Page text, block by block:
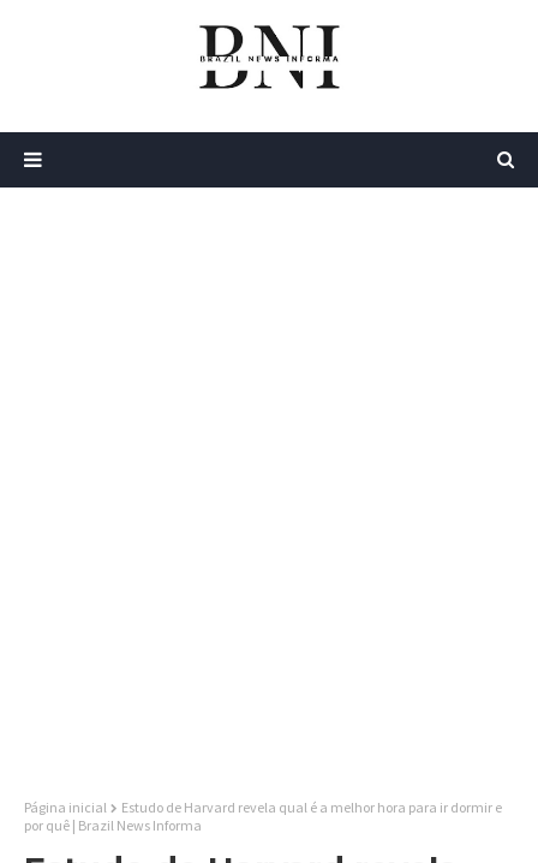
Página inicial
Estudo de Harvard revela qual é a melhor hora para ir dormir e
por quê | Brazil News Informa